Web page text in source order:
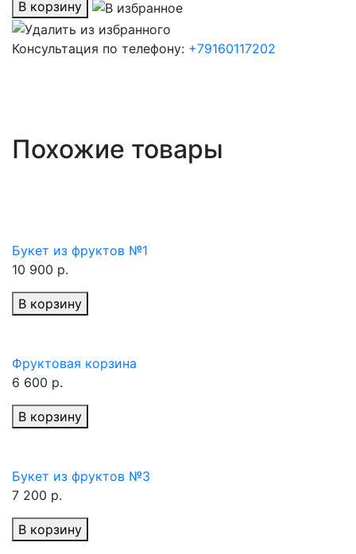
В корзину
Консультация по телефону: +79160117202
Похожие товары
Букет из фруктов №1
10 900 р.
В корзину
Фруктовая корзина
6 600 р.
В корзину
Букет из фруктов №3
7 200 р.
В корзину